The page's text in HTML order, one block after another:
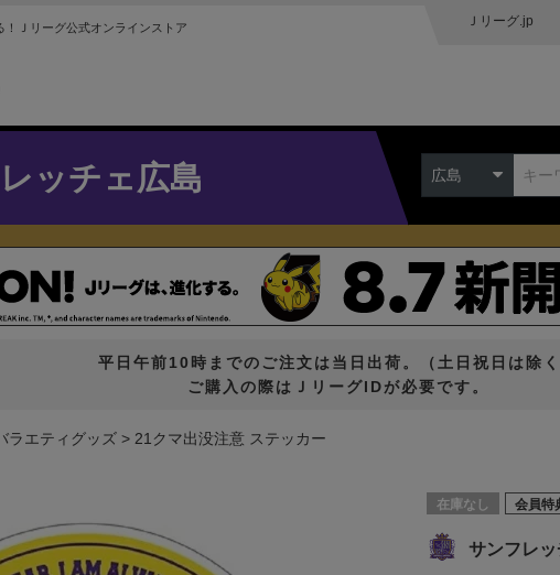
Ｊリーグ公式オンラインストア Ｊリーグ.jp
ッチェ広島 広島
平日午前10時までのご注文は当日出荷。（土日祝日は除く
ご購入の際はＪリーグIDが必要です。
ラエティグッズ 21クマ出没注意 ステッカー
在庫なし 会員特
サンフレ